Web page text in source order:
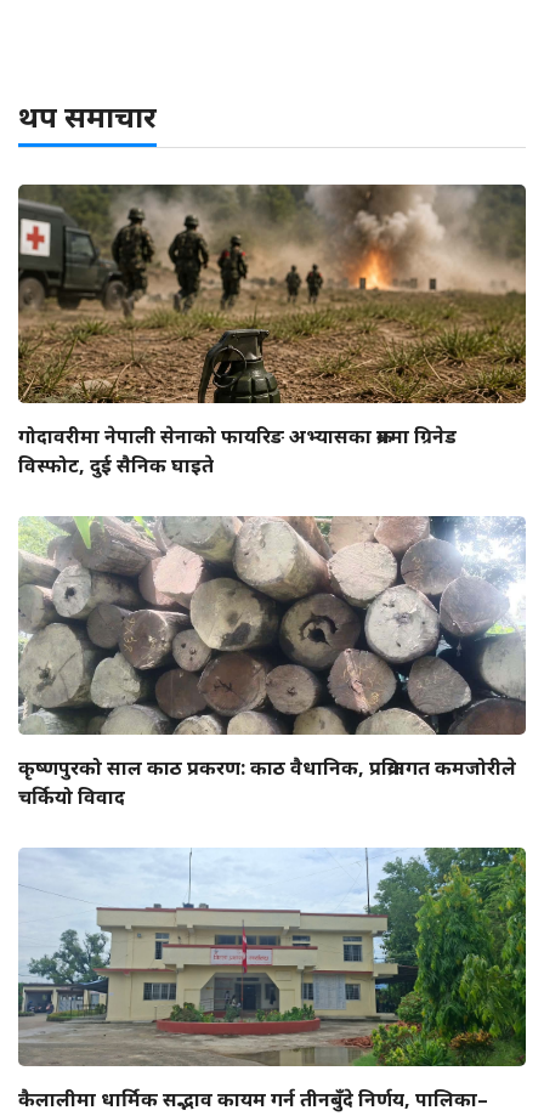
थप समाचार
गोदावरीमा नेपाली सेनाको फायरिङ अभ्यासका क्रममा ग्रिनेड
विस्फोट, दुई सैनिक घाइते
कृष्णपुरको साल काठ प्रकरण: काठ वैधानिक, प्रक्रियागत कमजोरीले
चर्कियो विवाद
कैलालीमा धार्मिक सद्भाव कायम गर्न तीनबुँदे निर्णय, पालिका–